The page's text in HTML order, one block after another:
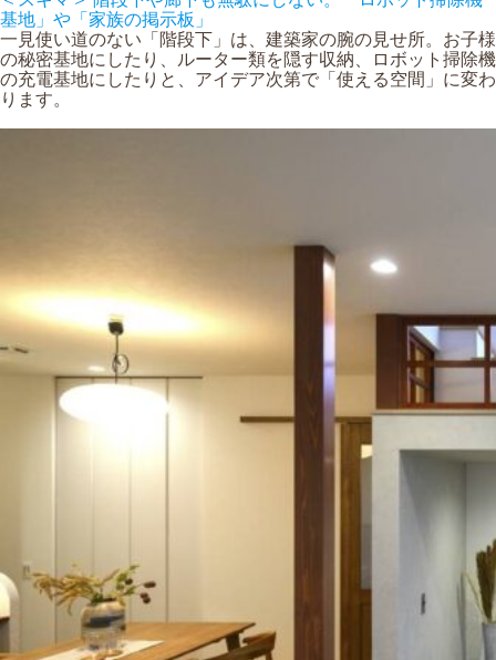
基地」や「家族の掲示板」
一見使い道のない「階段下」は、建築家の腕の見せ所。お子様
の秘密基地にしたり、ルーター類を隠す収納、ロボット掃除機
の充電基地にしたりと、アイデア次第で「使える空間」に変わ
ります。